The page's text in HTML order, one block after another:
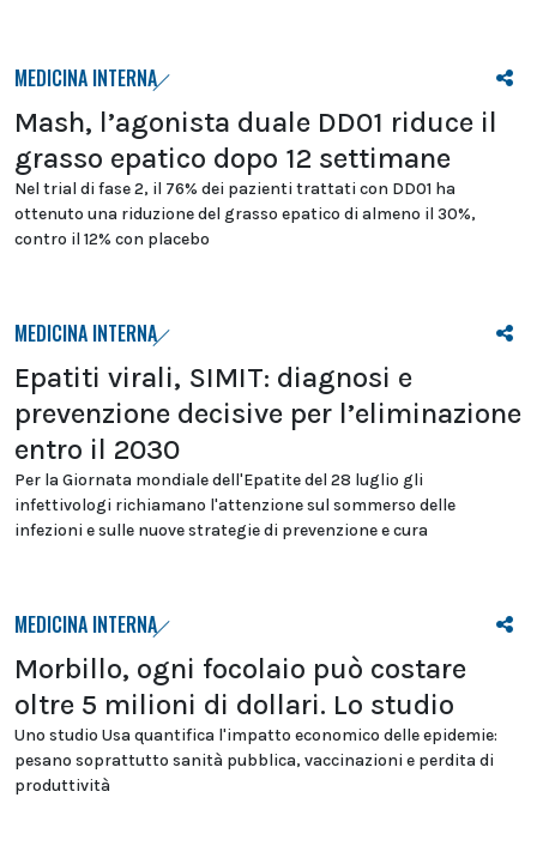
MEDICINA INTERNA
Mash, l’agonista duale DD01 riduce il
grasso epatico dopo 12 settimane
Nel trial di fase 2, il 76% dei pazienti trattati con DD01 ha
ottenuto una riduzione del grasso epatico di almeno il 30%,
contro il 12% con placebo
MEDICINA INTERNA
Epatiti virali, SIMIT: diagnosi e
prevenzione decisive per l’eliminazione
entro il 2030
Per la Giornata mondiale dell'Epatite del 28 luglio gli
infettivologi richiamano l'attenzione sul sommerso delle
infezioni e sulle nuove strategie di prevenzione e cura
MEDICINA INTERNA
Morbillo, ogni focolaio può costare
oltre 5 milioni di dollari. Lo studio
Uno studio Usa quantifica l'impatto economico delle epidemie:
pesano soprattutto sanità pubblica, vaccinazioni e perdita di
produttività